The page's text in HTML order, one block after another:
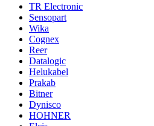
TR Electronic
Sensopart
Wika
Cognex
Reer
Datalogic
Helukabel
Prakab
Bitner
Dynisco
HOHNER